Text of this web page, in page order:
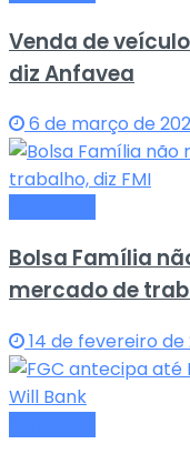
Venda de
diz Anfavea
6 de março de
Bolsa Família
mercado de
14 de fevereiro de